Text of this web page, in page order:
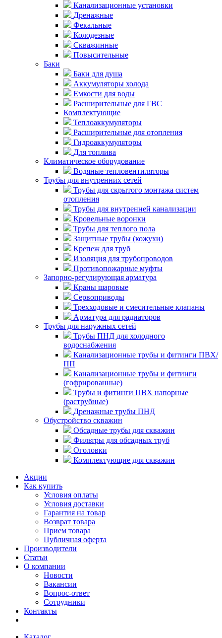
Канализационные установки
Дренажные
Фекальные
Колодезные
Скважинные
Повысительные
Баки
Баки для душа
Аккумуляторы холода
Емкости для воды
Расширительные для ГВС
Комплектующие
Теплоаккумуляторы
Расширительные для отопления
Гидроаккумуляторы
Для топлива
Климатическое оборудование
Водяные тепловентиляторы
Трубы для внутренних сетей
Трубы для скрытого монтажа систем
отопления
Трубы для внутренней канализации
Кровельные воронки
Трубы для теплого пола
Защитные трубы (кожухи)
Крепеж для труб
Изоляция для трубопроводов
Противопожарные муфты
Запорно-регулирующая арматура
Краны шаровые
Сервоприводы
Трехходовые и смесительные клапаны
Арматура для радиаторов
Трубы для наружных сетей
Трубы ПНД для холодного
водоснабжения
Канализационные трубы и фитинги ПВХ/
ПП
Канализационные трубы и фитинги
(гофрированные)
Трубы и фитинги ПВХ напорные
(раструбные)
Дренажные трубы ПНД
Обустройство скважин
Обсадные трубы для скважин
Фильтры для обсадных труб
Оголовки
Комплектующие для скважин
Акции
Как купить
Условия оплаты
Условия доставки
Гарантия на товар
Возврат товара
Прием товара
Публичная оферта
Производители
Статьи
О компании
Новости
Вакансии
Вопрос-ответ
Сотрудники
Контакты